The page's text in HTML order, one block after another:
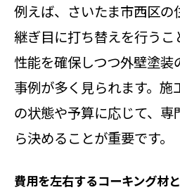
例えば、さいたま市西区
継ぎ目に打ち替えを行うこ
性能を確保しつつ外壁塗装
事例が多く見られます。施
の状態や予算に応じて、
ら決めることが重要です。
費用を左右するコーキング材